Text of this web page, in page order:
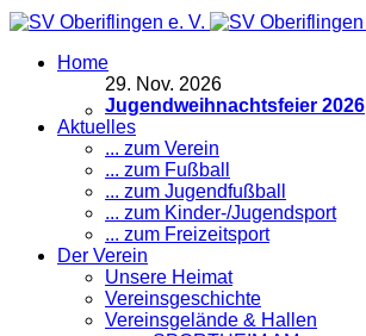
Home
29. Nov. 2026
Jugendweihnachtsfeier 2026
Aktuelles
... zum Verein
... zum Fußball
... zum Jugendfußball
... zum Kinder-/Jugendsport
... zum Freizeitsport
Der Verein
Unsere Heimat
Vereinsgeschichte
Vereinsgelände & Hallen